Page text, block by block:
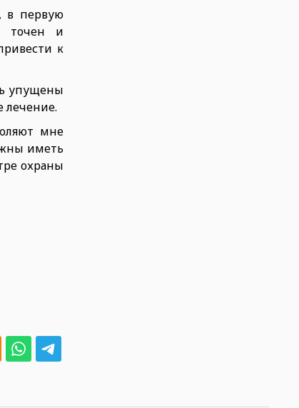
в первую
точен и
к
упущены
лечение.
мне
иметь
охраны